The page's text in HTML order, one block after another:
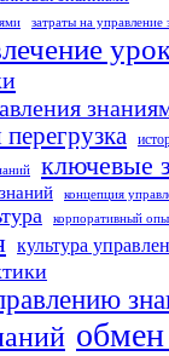
затраты на управление
ключевые
концепция
корпоративный
культура